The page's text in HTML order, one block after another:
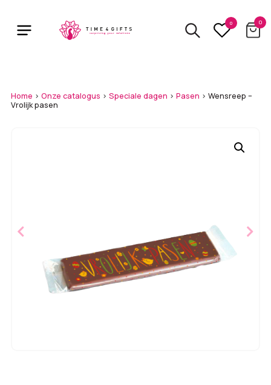
main
0 0
Home > Onze catalogus > Speciale dagen > Pasen > Wensreep –
Vrolijk pasen